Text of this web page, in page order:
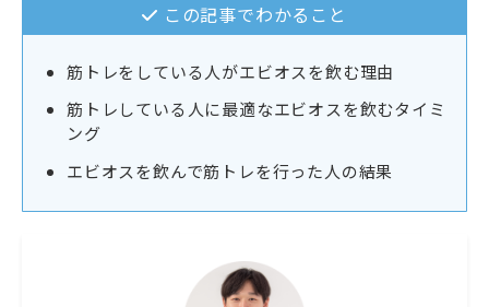
この記事でわかること
筋トレをしている人がエビオスを飲む理由
筋トレしている人に最適なエビオスを飲むタイミ
ング
エビオスを飲んで筋トレを行った人の結果